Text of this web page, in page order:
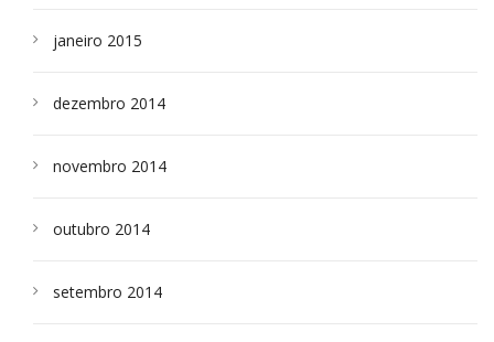
janeiro 2015
dezembro 2014
novembro 2014
outubro 2014
setembro 2014